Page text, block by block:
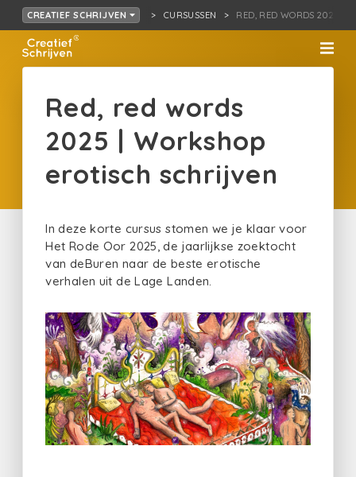
CREATIEF SCHRIJVEN CURSUSSEN RED, RED WORDS 2025…P
Red, red words
2025 | Workshop
erotisch schrijven
In deze korte cursus stomen we je klaar voor
Het Rode Oor 2025, de jaarlijkse zoektocht
van deBuren naar de beste erotische
verhalen uit de Lage Landen.